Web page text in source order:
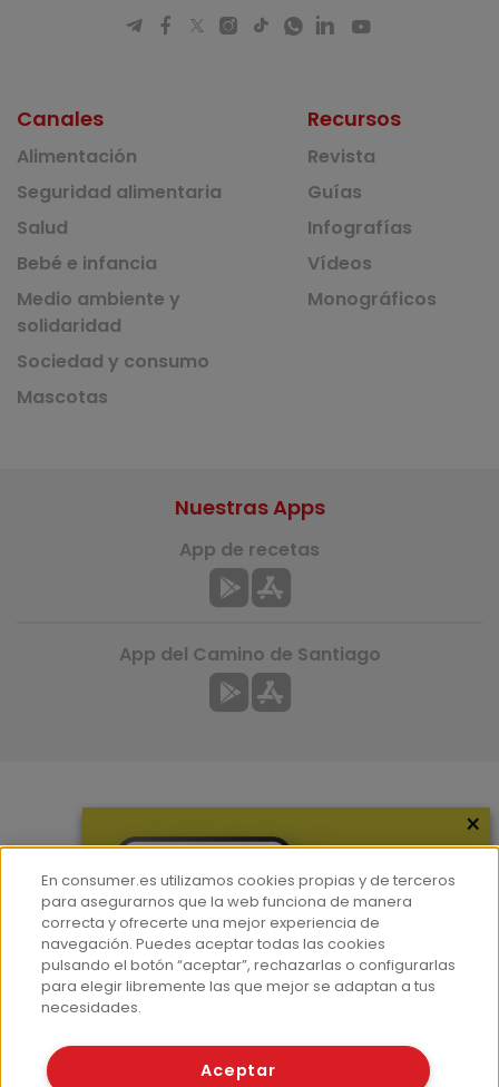
Canales
Alimentación
Seguridad alimentaria
Salud
Bebé e infancia
Medio ambiente y
solidaridad
Sociedad y consumo
Mascotas
Recursos
Revista
Guías
Infografías
Vídeos
Monográficos
Hemeroteca
Contacto
Prensa
Corpus Lingüístico Consumer
Nuestras Apps
App de recetas
App del Camino de Santiago
© Fundación EROSKI
×
En consumer.es utilizamos cookies propias y de terceros
para asegurarnos que la web funciona de manera
correcta y ofrecerte una mejor experiencia de
navegación. Puedes aceptar todas las cookies
pulsando el botón “aceptar”, rechazarlas o configurarlas
para elegir libremente las que mejor se adaptan a tus
necesidades.
Aceptar